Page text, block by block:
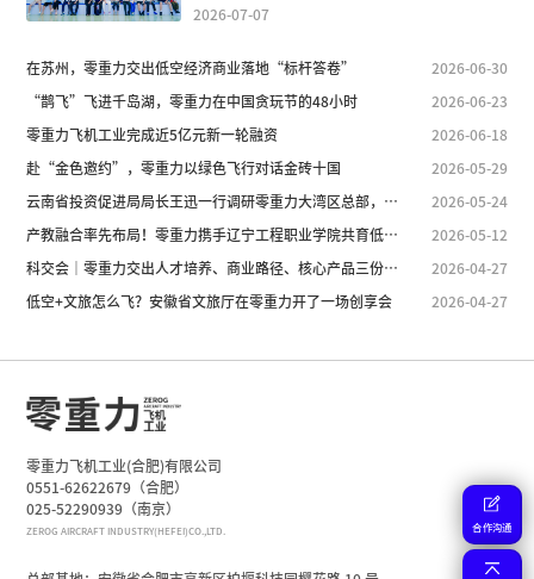
回答——南航深港澳校友会与南京高校联盟...
2026-07-07
在苏州，零重力交出低空经济商业落地“标杆答卷”
2026-06-30
“鹊飞”飞进千岛湖，零重力在中国贪玩节的48小时
2026-06-23
零重力飞机工业完成近5亿元新一轮融资
2026-06-18
赴“金色邀约”，零重力以绿色飞行对话金砖十国
2026-05-29
云南省投资促进局局长王迅一行调研零重力大湾区总部，共探“低空+文旅”新路径
2026-05-24
产教融合率先布局！零重力携手辽宁工程职业学院共育低空产业人才
2026-05-12
科交会｜零重力交出人才培养、商业路径、核心产品三份答卷
2026-04-27
低空+文旅怎么飞？安徽省文旅厅在零重力开了一场创享会
2026-04-27
零重力飞机工业(合肥)有限公司
0551-62622679（合肥）
025-52290939（南京）
ZEROG AIRCRAFT INDUSTRY(HEFEI)CO.,LTD. 合作沟通